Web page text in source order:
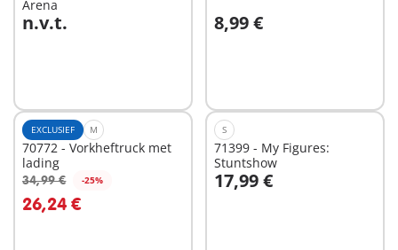
Arena
n.v.t. 8,99 €
EXCLUSIEF M
70772 - Vorkheftruck met
lading
34,99 € -25%
26,24 €
S
71399 - My Figures:
Stuntshow
17,99 €